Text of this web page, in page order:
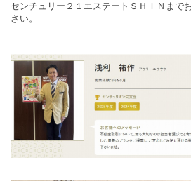
センチュリー２１エステートＳＨＩＮまで
さい。